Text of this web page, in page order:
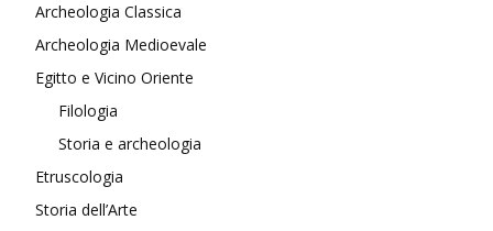
Archeologia Classica
Archeologia Medioevale
Egitto e Vicino Oriente
Filologia
Storia e archeologia
Etruscologia
Storia dell’Arte